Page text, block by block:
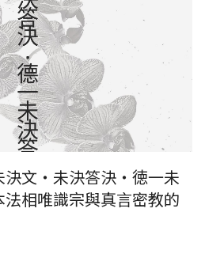
決文‧未決答決‧徳一未
相唯識宗與真言密教的